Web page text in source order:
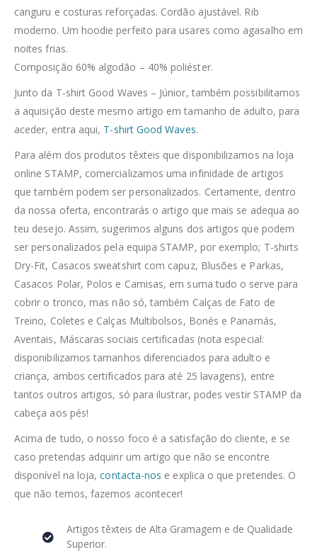
canguru e costuras reforçadas. Cordão ajustável. Rib
moderno. Um hoodie perfeito para usares como agasalho em
noites frias.
Composição 60% algodão – 40% poliéster.
Junto da T-shirt Good Waves – Júnior, também possibilitamos
a aquisição deste mesmo artigo em tamanho de adulto, para
aceder, entra aqui, T-shirt Good Waves.
Para além dos produtos têxteis que disponibilizamos na loja
online STAMP, comercializamos uma infinidade de artigos
que também podem ser personalizados. Certamente, dentro
da nossa oferta, encontrarás o artigo que mais se adequa ao
teu desejo. Assim, sugerimos alguns dos artigos que podem
ser personalizados pela equipa STAMP, por exemplo; T-shirts
Dry-Fit, Casacos sweatshirt com capuz, Blusões e Parkas,
Casacos Polar, Polos e Camisas, em suma tudo o serve para
cobrir o tronco, mas não só, também Calças de Fato de
Treino, Coletes e Calças Multibolsos, Bonés e Panamás,
Aventais, Máscaras sociais certificadas (nota especial:
disponibilizamos tamanhos diferenciados para adulto e
criança, ambos certificados para até 25 lavagens), entre
tantos outros artigos, só para ilustrar, podes vestir STAMP da
cabeça aos pés!
Acima de tudo, o nosso foco é a satisfação do cliente, e se
caso pretendas adquirir um artigo que não se encontre
disponível na loja,contacta-nos e explica o que pretendes. O
que não temos, fazemos acontecer!
Artigos têxteis de Alta Gramagem e de Qualidade
Superior.